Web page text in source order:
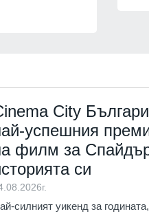
City
успешния
филм за
си
силният уикенд за
мъж, паднал от
на
"Зелени
днес в